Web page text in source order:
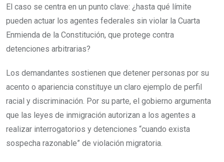
El caso se centra en un punto clave: ¿hasta qué límite
pueden actuar los agentes federales sin violar la Cuarta
Enmienda de la Constitución, que protege contra
detenciones arbitrarias?
Los demandantes sostienen que detener personas por su
acento o apariencia constituye un claro ejemplo de perfil
racial y discriminación. Por su parte, el gobierno argumenta
que las leyes de inmigración autorizan a los agentes a
realizar interrogatorios y detenciones “cuando exista
sospecha razonable” de violación migratoria.